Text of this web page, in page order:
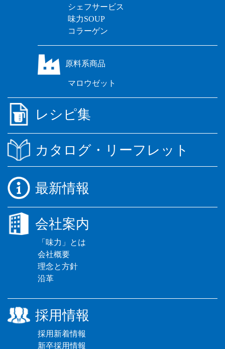
シェフサービス
味力SOUP
コラーゲン
原料系商品
マロウゼット
レシピ集
カタログ・リーフレット
最新情報
会社案内
「味力」とは
会社概要
理念と方針
沿革
採用情報
採用新着情報
新卒採用情報